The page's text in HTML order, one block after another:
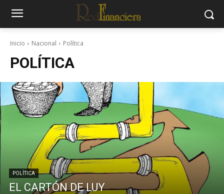
Inicio Nacional Política
POLÍTICA
POLÍTICA
EL CARTÓN DE LUY